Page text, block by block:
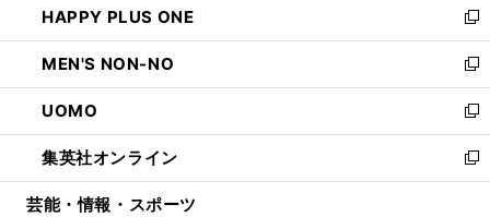
く
で
開
く
ド
ウ
で
開
く
ィ
ン
ド
ウ
で
開
く
い
ウ
ィ
ン
ド
ウ
で
開
HAPPY PLUS ONE
新
し
い
ウ
ィ
ン
ド
ウ
MEN'S NON-NO
新
し
い
ウ
ィ
ン
UOMO
新
し
い
ウ
集英社オンライン
新
し
芸能・情報・スポーツ